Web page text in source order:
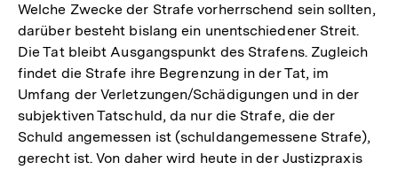
Welche Zwecke der Strafe vorherrschend sein sollten,
darüber besteht bislang ein unentschiedener Streit.
Die Tat bleibt Ausgangspunkt des Strafens. Zugleich
findet die Strafe ihre Begrenzung in der Tat, im
Umfang der Verletzungen/Schädigungen und in der
subjektiven Tatschuld, da nur die Strafe, die der
Schuld angemessen ist (schuldangemessene Strafe),
gerecht ist. Von daher wird heute in der Justizpraxis